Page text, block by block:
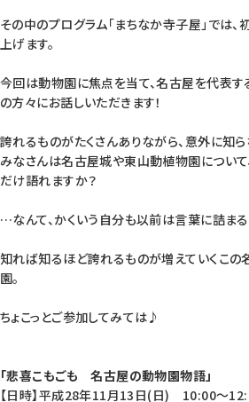
その中のプログラム「まちなか寺子屋」では
上げます。
今回は動物園に焦点を当て、名古屋を代表
の方々にお話しいただきます！
誇れるものがたくさんありながら、意外に知ら
みなさんは名古屋城や東山動植物園につい
だけ語れますか？
…なんて、かくいう自分も以前は言葉に詰ま
知れば知るほど誇れるものが増えていくこの
園。
ちょこっとご参加してみては♪
「悲喜こもごも 名古屋の動物園物語」
【日時】平成28年11月13日(日) 10:00〜